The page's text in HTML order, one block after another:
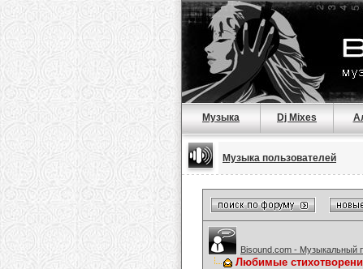
Музыка Dj Mixes
Музыка пользователей
Bisound.com - Музыкальный
Любимые